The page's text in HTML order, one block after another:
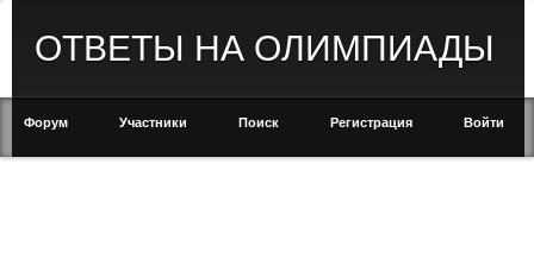
ОТВЕТЫ НА ОЛИМПИАДЫ
Форум Участники Поиск Регистрация Войти